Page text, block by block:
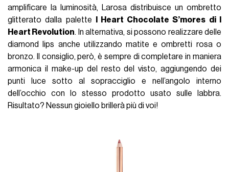
amplificare la luminosità, Larosa distribuisce un ombretto
glitterato dalla palette
I Heart Chocolate S’mores di I
Heart Revolution. In alternativa, si possono realizzare delle
diamond lips anche utilizzando matite e ombretti rosa o
bronzo. Il consiglio, però, è sempre di completare in maniera
armonica il make-up del resto del visto, aggiungendo dei
punti luce sotto al sopracciglio e nell’angolo interno
dell’occhio con lo stesso prodotto usato sulle labbra.
Risultato? Nessun gioiello brillerà più di voi!